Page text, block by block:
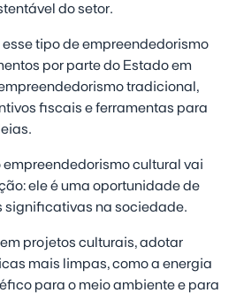
do setor.
tipo de empreendedorismo
por parte do Estado em
tradicional,
fiscais e ferramentas para
empreendedorismo cultural vai
ele é uma oportunidade de
significativas na sociedade.
projetos culturais, adotar
mais limpas, como a energia
para o meio ambiente e para